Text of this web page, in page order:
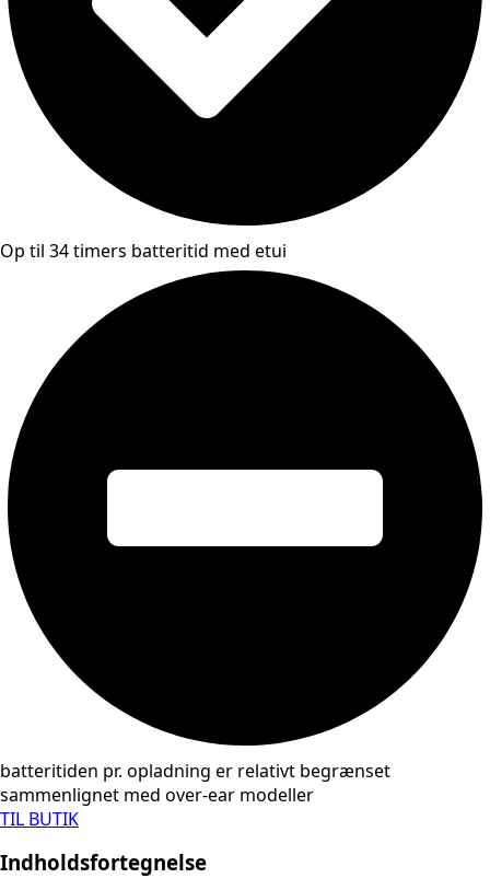
Op til 34 timers batteritid med etui
batteritiden pr. opladning er relativt begrænset
sammenlignet med over-ear modeller
TIL BUTIK
Indholdsfortegnelse